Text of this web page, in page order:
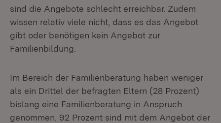
sind die Angebote schlecht erreichbar. Zudem
wissen relativ viele nicht, dass es das Angebot
gibt oder benötigen kein Angebot zur
Familienbildung.
Im Bereich der Familienberatung haben weniger
als ein Drittel der befragten Eltern (28 Prozent)
bislang eine Familienberatung in Anspruch
genommen. 92 Prozent sind mit dem Angebot der